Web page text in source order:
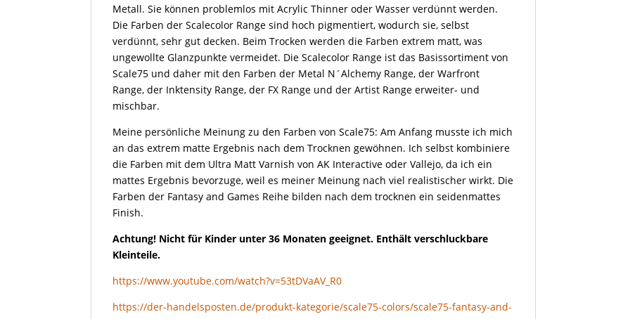
Metall. Sie können problemlos mit Acrylic Thinner oder Wasser verdünnt werden.
Die Farben der Scalecolor Range sind hoch pigmentiert, wodurch sie, selbst
verdünnt, sehr gut decken. Beim Trocken werden die Farben extrem matt, was
ungewollte Glanzpunkte vermeidet. Die Scalecolor Range ist das Basissortiment von
Scale75 und daher mit den Farben der Metal N´Alchemy Range, der Warfront
Range, der Inktensity Range, der FX Range und der Artist Range erweiter- und
mischbar.
Meine persönliche Meinung zu den Farben von Scale75: Am Anfang musste ich mich
an das extrem matte Ergebnis nach dem Trocknen gewöhnen. Ich selbst kombiniere
die Farben mit dem Ultra Matt Varnish von AK Interactive oder Vallejo, da ich ein
mattes Ergebnis bevorzuge, weil es meiner Meinung nach viel realistischer wirkt. Die
Farben der Fantasy and Games Reihe bilden nach dem trocknen ein seidenmattes
Finish.
Achtung! Nicht für Kinder unter 36 Monaten geeignet. Enthält verschluckbare
Kleinteile.
https://www.youtube.com/watch?v=53tDVaAV_R0
https://der-handelsposten.de/produkt-kategorie/scale75-colors/scale75-fantasy-and-